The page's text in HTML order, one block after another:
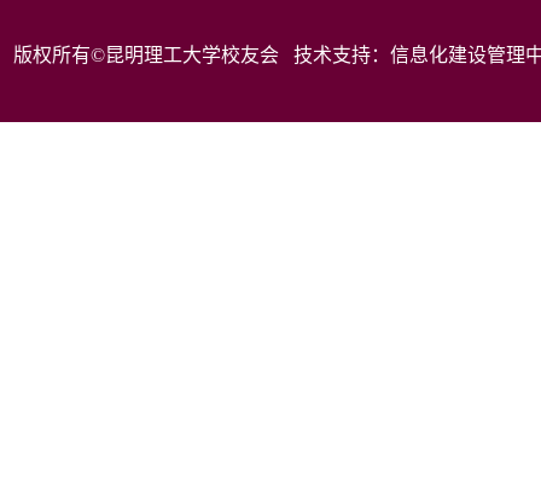
版权所有©昆明理工大学校友会 技术支持：信息化建设管理